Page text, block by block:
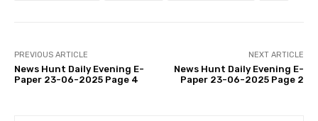
PREVIOUS ARTICLE
News Hunt Daily Evening E-
Paper 23-06-2025 Page 4
NEXT ARTICLE
News Hunt Daily Evening E-
Paper 23-06-2025 Page 2